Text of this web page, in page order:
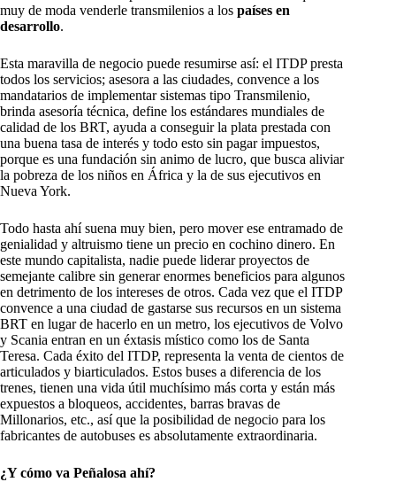
muy de moda venderle transmilenios a los países en
desarrollo.
Esta maravilla de negocio puede resumirse así: el ITDP presta
todos los servicios; asesora a las ciudades, convence a los
mandatarios de implementar sistemas tipo Transmilenio,
brinda asesoría técnica, define los estándares mundiales de
calidad de los BRT, ayuda a conseguir la plata prestada con
una buena tasa de interés y todo esto sin pagar impuestos,
porque es una fundación sin animo de lucro, que busca aliviar
la pobreza de los niños en África y la de sus ejecutivos en
Nueva York.
Todo hasta ahí suena muy bien, pero mover ese entramado de
genialidad y altruismo tiene un precio en cochino dinero. En
este mundo capitalista, nadie puede liderar proyectos de
semejante calibre sin generar enormes beneficios para algunos
en detrimento de los intereses de otros. Cada vez que el ITDP
convence a una ciudad de gastarse sus recursos en un sistema
BRT en lugar de hacerlo en un metro, los ejecutivos de Volvo
y Scania entran en un éxtasis místico como los de Santa
Teresa. Cada éxito del ITDP, representa la venta de cientos de
articulados y biarticulados. Estos buses a diferencia de los
trenes, tienen una vida útil muchísimo más corta y están más
expuestos a bloqueos, accidentes, barras bravas de
Millonarios, etc., así que la posibilidad de negocio para los
fabricantes de autobuses es absolutamente extraordinaria.
¿Y cómo va Peñalosa ahí?